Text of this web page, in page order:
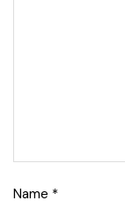
Name *